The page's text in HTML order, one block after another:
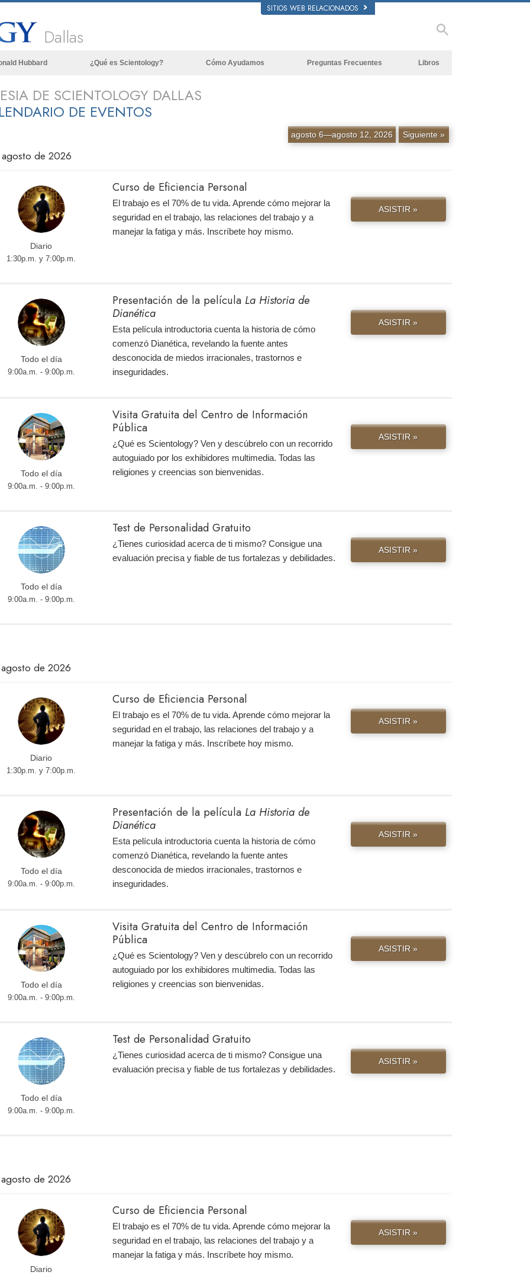
SITIOS WEB RELACIONADOS
Dallas
Hubbard ¿Qué es Scientology?
Credos y Códigos de Scientology
Una Introducción a Dianética
Cómo Ayudamos Preguntas Frecuentes
La Organización de Scientology
Libros
Conferencias Introductorias
DE SCIENTOLOGY DALLAS
DE EVENTOS
agosto 6—agosto 12, 2026 Siguiente »
de 2026
Diario
1:30p.m. y 7:00p.m.
Curso de Eficiencia Personal
El trabajo es el 70% de tu vida. Aprende cómo mejorar la
seguridad en el trabajo, las relaciones del trabajo y a
manejar la fatiga y más. Inscríbete hoy mismo.
ASISTIR »
Todo el día
9:00a.m. - 9:00p.m.
Presentación de la película La Historia de
Dianética
Esta película introductoria cuenta la historia de cómo
comenzó Dianética, revelando la fuente antes
desconocida de miedos irracionales, trastornos e
inseguridades.
ASISTIR »
Todo el día
9:00a.m. - 9:00p.m.
Visita Gratuita del Centro de Información
Pública
¿Qué es Scientology? Ven y descúbrelo con un recorrido
autoguiado por los exhibidores multimedia. Todas las
religiones y creencias son bienvenidas.
ASISTIR »
Todo el día
9:00a.m. - 9:00p.m.
Test de Personalidad Gratuito
¿Tienes curiosidad acerca de ti mismo? Consigue una
evaluación precisa y fiable de tus fortalezas y debilidades.
ASISTIR »
de 2026
Diario
1:30p.m. y 7:00p.m.
Curso de Eficiencia Personal
El trabajo es el 70% de tu vida. Aprende cómo mejorar la
seguridad en el trabajo, las relaciones del trabajo y a
manejar la fatiga y más. Inscríbete hoy mismo.
ASISTIR »
Todo el día
9:00a.m. - 9:00p.m.
Presentación de la película La Historia de
Dianética
Esta película introductoria cuenta la historia de cómo
comenzó Dianética, revelando la fuente antes
desconocida de miedos irracionales, trastornos e
inseguridades.
ASISTIR »
Todo el día
9:00a.m. - 9:00p.m.
Visita Gratuita del Centro de Información
Pública
¿Qué es Scientology? Ven y descúbrelo con un recorrido
autoguiado por los exhibidores multimedia. Todas las
religiones y creencias son bienvenidas.
ASISTIR »
Todo el día
9:00a.m. - 9:00p.m.
Test de Personalidad Gratuito
¿Tienes curiosidad acerca de ti mismo? Consigue una
evaluación precisa y fiable de tus fortalezas y debilidades.
ASISTIR »
de 2026
Diario
Curso de Eficiencia Personal
El trabajo es el 70% de tu vida. Aprende cómo mejorar la
seguridad en el trabajo, las relaciones del trabajo y a
manejar la fatiga y más. Inscríbete hoy mismo.
ASISTIR »